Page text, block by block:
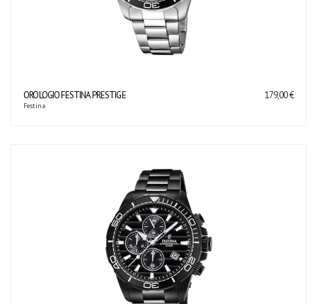
OROLOGIO FESTINA PRESTIGE
Festina
179,00 €